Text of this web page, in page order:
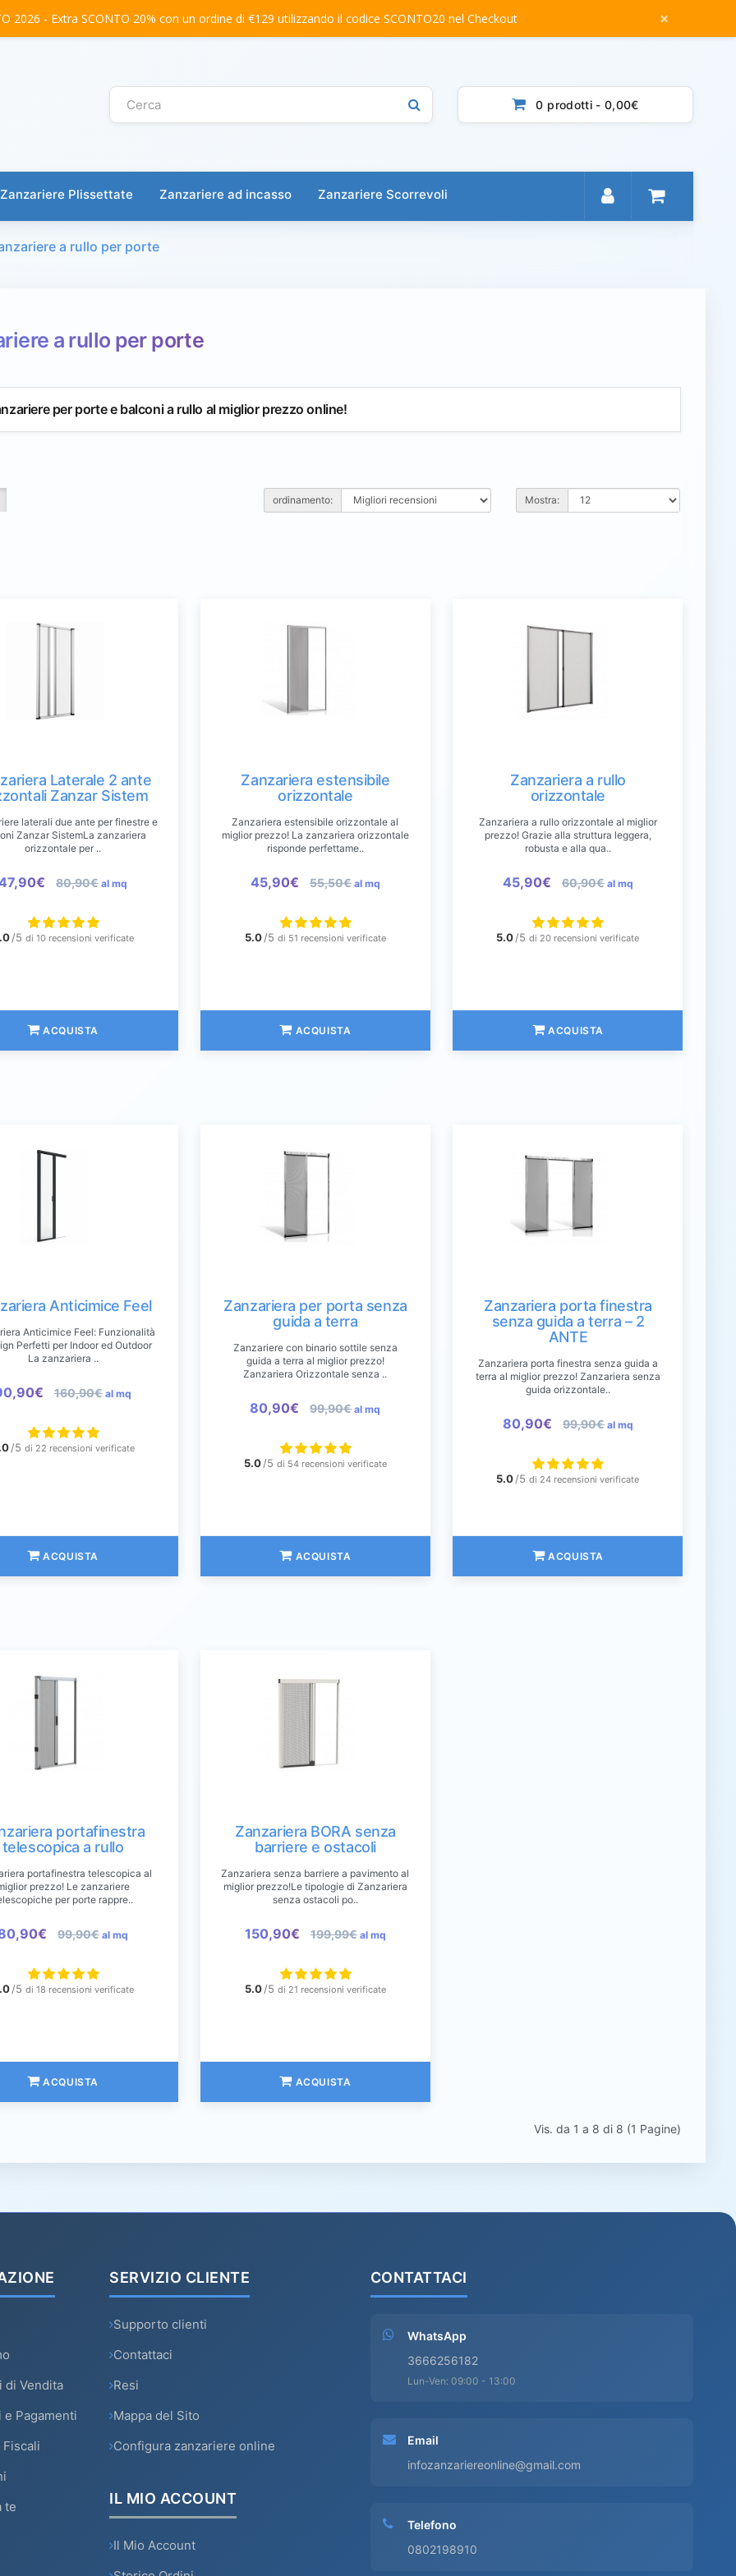
2026 - Extra SCONTO 20% con un ordine di €129 utilizzando il codice SCONTO20 nel Checkout ×
0 prodotti - 0,00€
Zanzariere Plissettate Zanzariere ad incasso Zanzariere Scorrevoli
a rullo per porte
a rullo per porte
per porte e balconi a rullo al miglior prezzo online!
ordinamento: Mostra:
Laterale 2 ante
Zanzar Sistem
laterali due ante per finestre e
Zanzar SistemLa zanzariera
orizzontale per ..
80,90€ al mq
/5 di 10 recensioni verificate
ACQUISTA
Zanzariera estensibile
orizzontale
Zanzariera estensibile orizzontale al
miglior prezzo! La zanzariera orizzontale
risponde perfettame..
45,90€ 55,50€ al mq
5.0/5 di 51 recensioni verificate
ACQUISTA
Zanzariera a rullo
orizzontale
Zanzariera a rullo orizzontale al miglior
prezzo! Grazie alla struttura leggera,
robusta e alla qua..
45,90€ 60,90€ al mq
5.0/5 di 20 recensioni verificate
ACQUISTA
Anticimice Feel
Anticimice Feel: Funzionalità
Perfetti per Indoor ed Outdoor
La zanzariera ..
160,90€ al mq
/5 di 22 recensioni verificate
ACQUISTA
Zanzariera per porta senza
guida a terra
Zanzariere con binario sottile senza
guida a terra al miglior prezzo!
Zanzariera Orizzontale senza ..
80,90€ 99,90€ al mq
5.0/5 di 54 recensioni verificate
ACQUISTA
Zanzariera porta finestra
senza guida a terra – 2
ANTE
Zanzariera porta finestra senza guida a
terra al miglior prezzo! Zanzariera senza
guida orizzontale..
80,90€ 99,90€ al mq
5.0/5 di 24 recensioni verificate
ACQUISTA
portafinestra
telescopica a rullo
portafinestra telescopica al
prezzo! Le zanzariere
per porte rappre..
99,90€ al mq
/5 di 18 recensioni verificate
ACQUISTA
Zanzariera BORA senza
barriere e ostacoli
Zanzariera senza barriere a pavimento al
miglior prezzo!Le tipologie di Zanzariera
senza ostacoli po..
150,90€ 199,99€ al mq
5.0/5 di 21 recensioni verificate
ACQUISTA
Vis. da 1 a 8 di 8 (1 Pagine)
di Vendita
Pagamenti
te
SERVIZIO CLIENTE
Supporto clienti
Contattaci
Resi
Mappa del Sito
Configura zanzariere online
IL MIO ACCOUNT
Il Mio Account
CONTATTACI
WhatsApp
3666256182
Lun-Ven: 09:00 - 13:00
Email
infozanzariereonline@gmail.com
Telefono
0802198910